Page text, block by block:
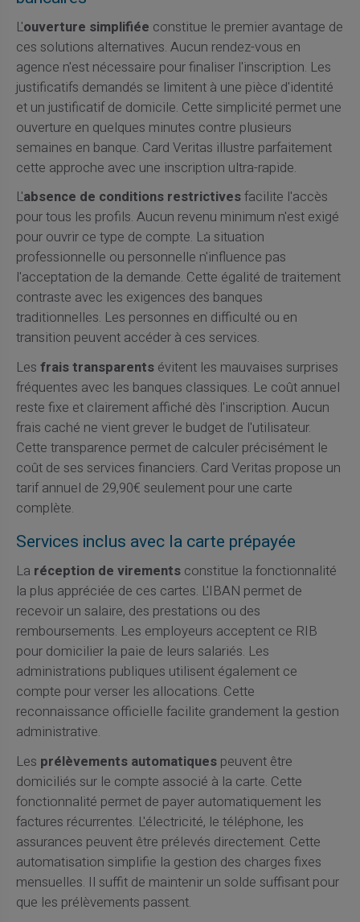
L'ouverture simplifiée constitue le premier avantage de
ces solutions alternatives. Aucun rendez-vous en
agence n'est nécessaire pour finaliser l'inscription. Les
justificatifs demandés se limitent à une pièce d'identité
et un justificatif de domicile. Cette simplicité permet une
ouverture en quelques minutes contre plusieurs
semaines en banque. Card Veritas illustre parfaitement
cette approche avec une inscription ultra-rapide.
L'absence de conditions restrictivesfacilite l'accès
pour tous les profils. Aucun revenu minimum n'est exigé
pour ouvrir ce type de compte. La situation
professionnelle ou personnelle n'influence pas
l'acceptation de la demande. Cette égalité de traitement
contraste avec les exigences des banques
traditionnelles. Les personnes en difficulté ou en
transition peuvent accéder à ces services.
Les frais transparentsévitent les mauvaises surprises
fréquentes avec les banques classiques. Le coût annuel
reste fixe et clairement affiché dès l'inscription. Aucun
frais caché ne vient grever le budget de l'utilisateur.
Cette transparence permet de calculer précisément le
coût de ses services financiers. Card Veritas propose un
tarif annuel de 29,90€ seulement pour une carte
complète.
Services inclus avec la carte prépayée
La réception de virementsconstitue la fonctionnalité
la plus appréciée de ces cartes. L'IBAN permet de
recevoir un salaire, des prestations ou des
remboursements. Les employeurs acceptent ce RIB
pour domicilier la paie de leurs salariés. Les
administrations publiques utilisent également ce
compte pour verser les allocations. Cette
reconnaissance officielle facilite grandement la gestion
administrative.
Les prélèvements automatiquespeuvent être
domiciliés sur le compte associé à la carte. Cette
fonctionnalité permet de payer automatiquement les
factures récurrentes. L'électricité, le téléphone, les
assurances peuvent être prélevés directement. Cette
automatisation simplifie la gestion des charges fixes
mensuelles. Il suffit de maintenir un solde suffisant pour
que les prélèvements passent.